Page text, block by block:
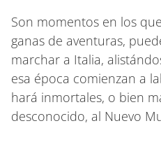
Son momentos en los
ganas de aventuras,
marchar a Italia,
esa época comienzan a
hará inmortales, o bien
desconocido, al Nuevo